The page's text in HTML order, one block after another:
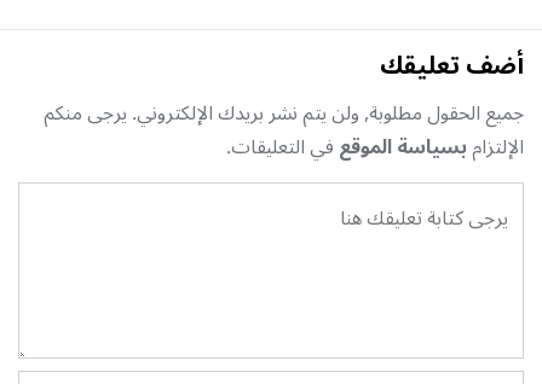
أضف تعليقك
جميع الحقول مطلوبة, ولن يتم نشر بريدك الإلكتروني. يرجى منكم
الإلتزامبسياسة الموقعفي التعليقات.